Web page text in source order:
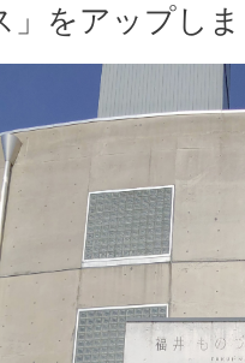
」をアップし